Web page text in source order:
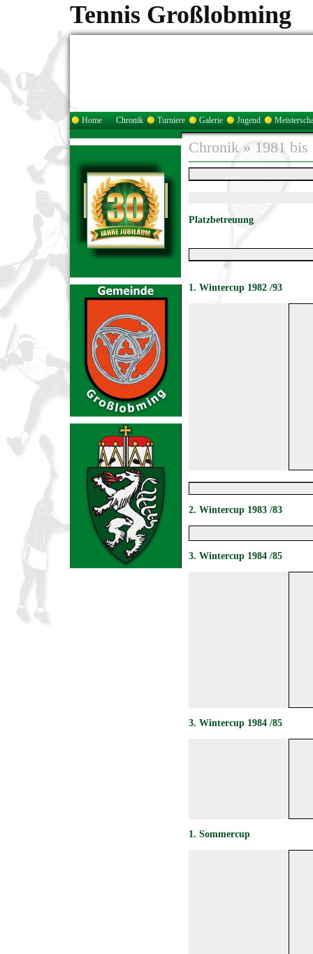
Tennis Großlobming
Home Chronik Turniere Galerie Jugend
Chronik » 1981
Platzbetreuung
1. Wintercup 1982 /93
2. Wintercup 1983 /83
3. Wintercup 1984 /85
3. Wintercup 1984 /85
1. Sommercup